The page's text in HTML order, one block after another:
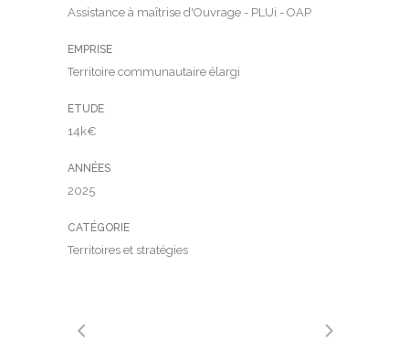
Assistance à maîtrise d'Ouvrage - PLUi - OAP
EMPRISE
Territoire communautaire élargi
ETUDE
14k€
ANNÉES
2025
CATÉGORIE
Territoires et stratégies